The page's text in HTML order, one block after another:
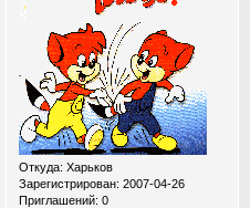
Откуда: Xарьков
Зарегистрирован: 2007-04-26
Приглашений: 0